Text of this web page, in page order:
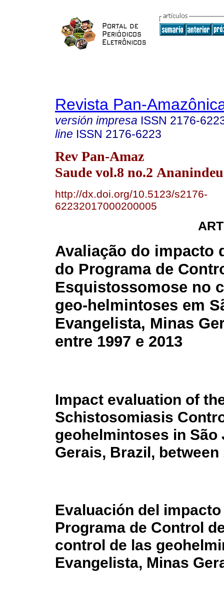
Revista Pan-
versión impresa ISSN 2176-
line ISSN 2176-6223
Rev Pan-Amaz
Saude vol.8 no.2
http://dx.doi.org/10.5123/s2176-
62232017000200005
Avaliação do impacto
do Programa de
Esquistossomose no
geo-helmintoses em
Evangelista, Minas
entre 1997 e 2013
Impact evaluation of
Schistosomiasis
geohelmintoses in São
Gerais, Brazil, between
Evaluación del
Programa de Control
control de las
Evangelista, Minas